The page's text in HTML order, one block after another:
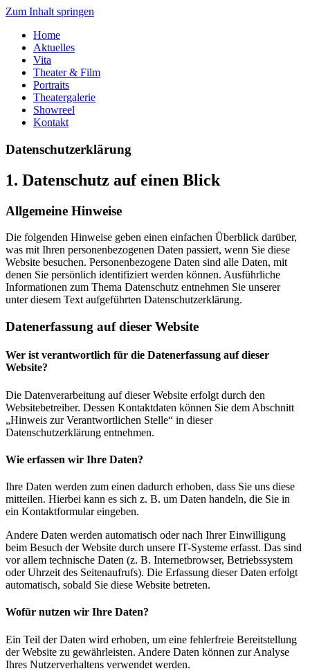
Zum Inhalt springen
Home
Aktuelles
Vita
Theater & Film
Portraits
Theatergalerie
Showreel
Kontakt
Datenschutz­erklärung
1. Datenschutz auf einen Blick
Allgemeine Hinweise
Die folgenden Hinweise geben einen einfachen Überblick darüber,
was mit Ihren personenbezogenen Daten passiert, wenn Sie diese
Website besuchen. Personenbezogene Daten sind alle Daten, mit
denen Sie persönlich identifiziert werden können. Ausführliche
Informationen zum Thema Datenschutz entnehmen Sie unserer
unter diesem Text aufgeführten Datenschutzerklärung.
Datenerfassung auf dieser Website
Wer ist verantwortlich für die Datenerfassung auf dieser
Website?
Die Datenverarbeitung auf dieser Website erfolgt durch den
Websitebetreiber. Dessen Kontaktdaten können Sie dem Abschnitt
„Hinweis zur Verantwortlichen Stelle“ in dieser
Datenschutzerklärung entnehmen.
Wie erfassen wir Ihre Daten?
Ihre Daten werden zum einen dadurch erhoben, dass Sie uns diese
mitteilen. Hierbei kann es sich z. B. um Daten handeln, die Sie in
ein Kontaktformular eingeben.
Andere Daten werden automatisch oder nach Ihrer Einwilligung
beim Besuch der Website durch unsere IT-Systeme erfasst. Das sind
vor allem technische Daten (z. B. Internetbrowser, Betriebssystem
oder Uhrzeit des Seitenaufrufs). Die Erfassung dieser Daten erfolgt
automatisch, sobald Sie diese Website betreten.
Wofür nutzen wir Ihre Daten?
Ein Teil der Daten wird erhoben, um eine fehlerfreie Bereitstellung
der Website zu gewährleisten. Andere Daten können zur Analyse
Ihres Nutzerverhaltens verwendet werden.